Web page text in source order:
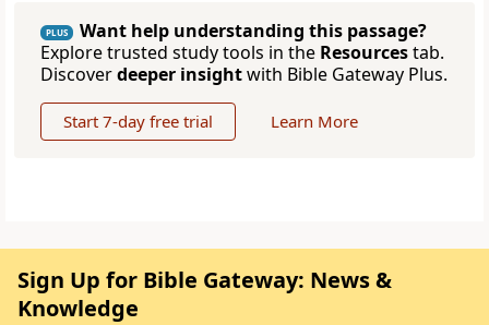
PLUS
Want help understanding this passage?
Explore trusted study tools in the Resourcestab.
Discoverdeeper insightwith Bible Gateway Plus.
Start 7-day free trial Learn More
Sign Up for Bible Gateway: News &
Knowledge